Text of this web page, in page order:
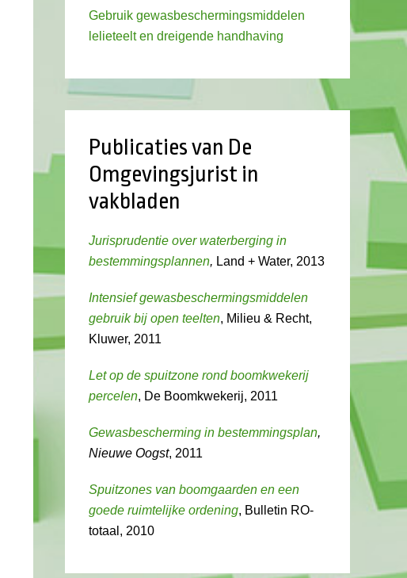
Gebruik gewasbeschermingsmiddelen
lelieteelt en dreigende handhaving
Publicaties van De
Omgevingsjurist in
vakbladen
Jurisprudentie over waterberging in
bestemmingsplannen, Land + Water, 2013
Intensief gewasbeschermingsmiddelen
gebruik bij open teelten, Milieu & Recht,
Kluwer, 2011
Let op de spuitzone rond boomkwekerij
percelen, De Boomkwekerij, 2011
Gewasbescherming in bestemmingsplan,
Nieuwe Oogst, 2011
Spuitzones van boomgaarden en een
goede ruimtelijke ordening, Bulletin RO-
totaal, 2010